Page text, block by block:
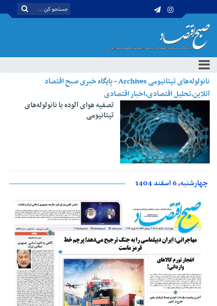
نانولوله‌های تیتانیومی Archives - پایگاه خبری صبح اقتصاد
آنلاین،تحلیل اقتصادی،اخبار اقتصادی
تصفیه هوای آلوده با نانولوله‌های
تیتانیومی
چهارشنبه، 6 اسفند 1404